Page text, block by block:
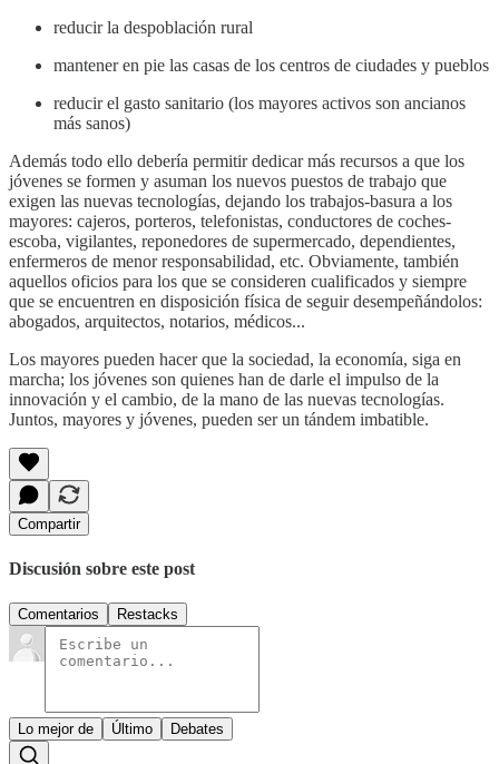
reducir la despoblación rural
mantener en pie las casas de los centros de ciudades y pueblos
reducir el gasto sanitario (los mayores activos son ancianos
más sanos)
Además todo ello debería permitir dedicar más recursos a que los
jóvenes se formen y asuman los nuevos puestos de trabajo que
exigen las nuevas tecnologías, dejando los trabajos-basura a los
mayores: cajeros, porteros, telefonistas, conductores de coches-
escoba, vigilantes, reponedores de supermercado, dependientes,
enfermeros de menor responsabilidad, etc. Obviamente, también
aquellos oficios para los que se consideren cualificados y siempre
que se encuentren en disposición física de seguir desempeñándolos:
abogados, arquitectos, notarios, médicos...
Los mayores pueden hacer que la sociedad, la economía, siga en
marcha; los jóvenes son quienes han de darle el impulso de la
innovación y el cambio, de la mano de las nuevas tecnologías.
Juntos, mayores y jóvenes, pueden ser un tándem imbatible.
Compartir
Discusión sobre este post
Comentarios Restacks
Lo mejor de Último Debates